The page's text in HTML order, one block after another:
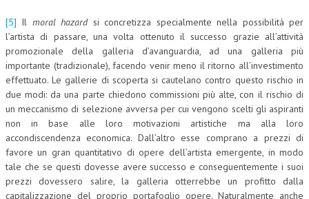
[5] Il moral hazardsi concretizza specialmente nella possibilità per
l’artista di passare, una volta ottenuto il successo grazie all’attività
promozionale della galleria d’avanguardia, ad una galleria più
importante (tradizionale), facendo venir meno il ritorno all’investimento
effettuato. Le gallerie di scoperta si cautelano contro questo rischio in
due modi: da una parte chiedono commissioni più alte, con il rischio di
un meccanismo di selezione avversa per cui vengono scelti gli aspiranti
non in base alle loro motivazioni artistiche ma alla loro
accondiscendenza economica. Dall’altro esse comprano a prezzi di
favore un gran quantitativo di opere dell’artista emergente, in modo
tale che se questi dovesse avere successo e conseguentemente i suoi
prezzi dovessero salire, la galleria otterrebbe un profitto dalla
capitalizzazione del proprio portafoglio opere. Naturalmente anche